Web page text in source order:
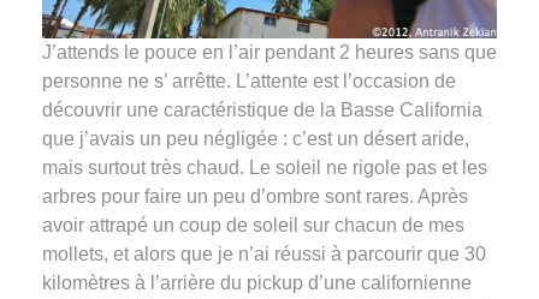
J’attends le pouce en l’air pendant 2 heures sans que
personne ne s’ arrêtte. L’attente est l’occasion de
découvrir une caractéristique de la Basse California
que j’avais un peu négligée : c’est un désert aride,
mais surtout très chaud. Le soleil ne rigole pas et les
arbres pour faire un peu d’ombre sont rares. Après
avoir attrapé un coup de soleil sur chacun de mes
mollets, et alors que je n’ai réussi à parcourir que 30
kilomètres à l’arrière du pickup d’une californienne